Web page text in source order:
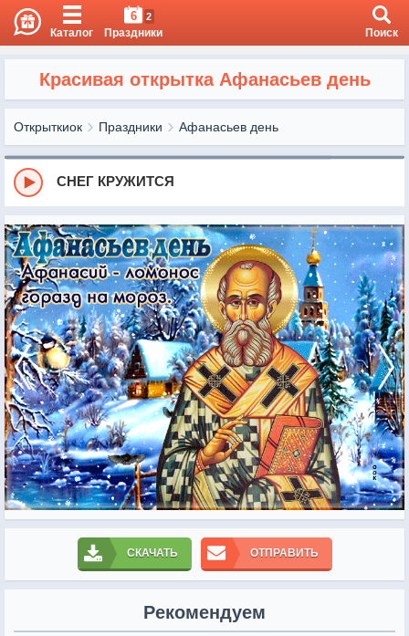
Каталог
6 2
Праздники Поиск
Красивая открытка Афанасьев день
Открыткиок Праздники Афанасьев день
СНЕГ КРУЖИТСЯ
СКАЧАТЬ ОТПРАВИТЬ
Рекомендуем